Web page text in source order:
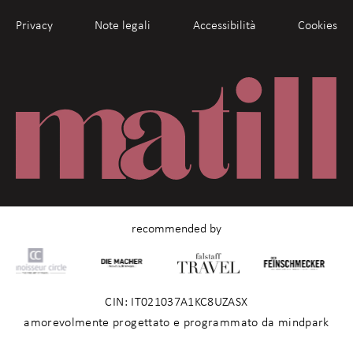
ohne dass man dich daran erinnern muss.
daran, Teil von etwas Besonderem zu sein.
Deine Benefits:
kostenloser Zugang zu Sauna, Infrarotkabine, Fitnessstudio
eine Begleitperson in den anderen Vinum Hotels
weitere Vinum Hotels Mitarbeiterboni und
Vergünstigungen
kostenlose interne Weinverkostung, Mitarbeiterausflüge,
CIN: IT021037A1KC8UZASX
amorevolmente progettato e programmato da mindpark
Privacy Note legali Accessibilità Cookies
recommended by